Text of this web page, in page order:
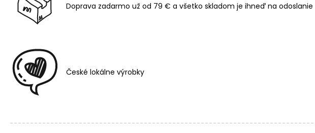
Doprava zadarmo už od 79 € a všetko skladom je ihneď na odoslanie
České lokálne výrobky